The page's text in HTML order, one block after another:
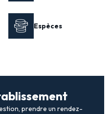
Espèces
prendre un rendez-